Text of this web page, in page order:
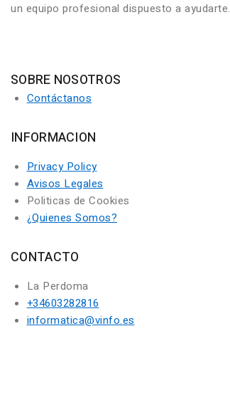
un equipo profesional dispuesto a ayudarte.
SOBRE NOSOTROS
Contáctanos
INFORMACION
Privacy Policy
Avisos Legales
Politicas de Cookies
¿Quienes Somos?
CONTACTO
La Perdoma
+34603282816
informatica@vinfo.es